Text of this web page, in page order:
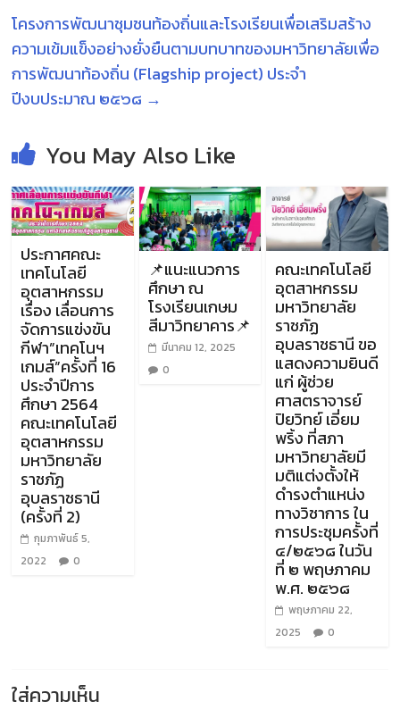
โครงการพัฒนาชุมชนท้องถิ่นและโรงเรียนเพื่อเสริมสร้าง
ความเข้มแข็งอย่างยั่งยืนตามบทบาทของมหาวิทยาลัยเพื่อ
การพัฒนาท้องถิ่น (Flagship project) ประจำ
ปีงบประมาณ ๒๕๖๘ →
You May Also Like
ประกาศคณะ
เทคโนโลยี
อุตสาหกรรม
เรื่อง เลื่อนการ
จัดการแข่งขัน
กีฬา”เทคโนฯ
เกมส์”ครั้งที่ 16
ประจำปีการ
ศึกษา 2564
คณะเทคโนโลยี
อุตสาหกรรม
มหาวิทยาลัย
ราชภัฏ
อุบลราชธานี
(ครั้งที่ 2)
กุมภาพันธ์ 5,
2022
0
📌แนะแนวการ
ศึกษา ณ
โรงเรียนเกษม
สีมาวิทยาคาร📌
มีนาคม 12, 2025
0
คณะเทคโนโลยี
อุตสาหกรรม
มหาวิทยาลัย
ราชภัฏ
อุบลราชธานี ขอ
แสดงความยินดี
แก่ ผู้ช่วย
ศาสตราจารย์
ปิยวิทย์ เอี่ยม
พริ้ง ที่สภา
มหาวิทยาลัยมี
มติแต่งตั้งให้
ดำรงตำแหน่ง
ทางวิชาการ ใน
การประชุมครั้งที่
๔/๒๕๖๘ ในวัน
ที่ ๒ พฤษภาคม
พ.ศ. ๒๕๖๘
พฤษภาคม 22,
2025
0
ใส่ความเห็น